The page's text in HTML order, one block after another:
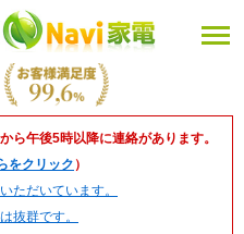
ら午後5時以降に連絡があります。
をクリック ）
ただいています。
抜群です。